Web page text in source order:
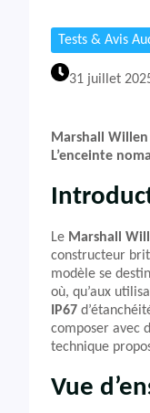
Tests & Avis
31 juillet
Marshall
L’enceinte
Le Marshall
constructeur
modèle se
où, qu’aux
IP67
composer avec
technique
Vue